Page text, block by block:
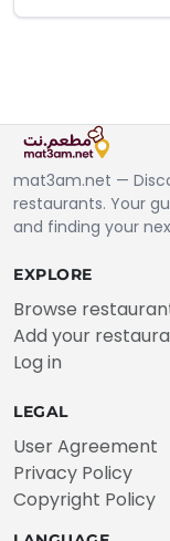
mat3am.net —
restaurants. Your
and finding your
EXPLORE
Browse
Add your
Log in
LEGAL
User Agreement
Privacy Policy
Copyright Policy